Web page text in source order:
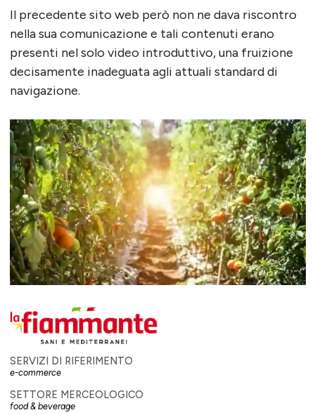
SERVIZI DI RIFERIMENTO
e-commerce
SETTORE MERCEOLOGICO
food & beverage
Il precedente sito web però non ne dava riscontro
nella sua comunicazione e tali contenuti erano
presenti nel solo video introduttivo, una fruizione
decisamente inadeguata agli attuali standard di
navigazione.